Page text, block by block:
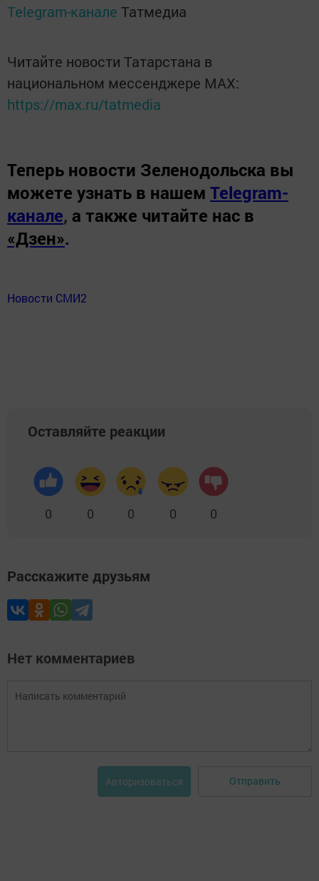
Telegram-канале Татмедиа
Читайте новости Татарстана в
национальном мессенджере MАХ:
https://max.ru/tatmedia
Теперь новости Зеленодольска вы
можете узнать в нашем Telegram-
канале, а также читайте нас в
«Дзен».
Новости СМИ2
Оставляйте реакции
0 0 0 0 0
Расскажите друзьям
Нет комментариев
Авторизоваться Отправить